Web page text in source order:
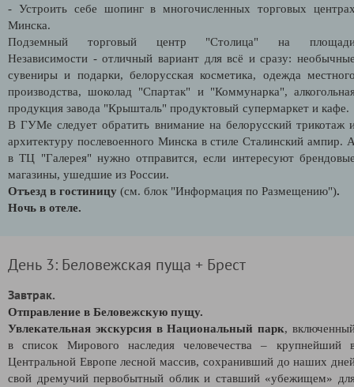
- Устроить себе шопинг в многочисленных торговых
Минска.
Подземный торговый центр "Столица" на
Независимости - отличный вариант для всё и сразу:
сувениры и подарки, белорусская косметика, одежда
производства, шоколад "Спартак" и "Коммунарка",
продукция завода "Крышталь" продуктовый супермаркет и
В ГУМе следует обратить внимание на белорусский трикотаж
архитектуру послевоенного Минска в стиле Сталинский ампир.
в ТЦ "Галерея" нужно отправится, если интересуют
магазины, ушедшие из России.
Отъезд в гостиницу (см. блок "Информация по Размещению").
Ночь в отеле.
День 3: Беловежская пуща + Брест
Завтрак.
Отправление в Беловежскую пущу.
Увлекательная экскурсия в Национальный парк,
в список Мирового наследия человечества – крупнейший
Центральной Европе лесной массив, сохранивший до наших
свой дремучий первобытный облик и ставший «убежищем»